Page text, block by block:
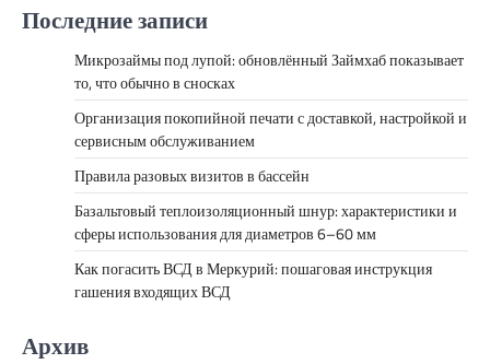
Последние записи
Микрозаймы под лупой: обновлённый Займхаб показывает
то, что обычно в сносках
Организация покопийной печати с доставкой, настройкой и
сервисным обслуживанием
Правила разовых визитов в бассейн
Базальтовый теплоизоляционный шнур: характеристики и
сферы использования для диаметров 6–60 мм
Как погасить ВСД в Меркурий: пошаговая инструкция
гашения входящих ВСД
Архив